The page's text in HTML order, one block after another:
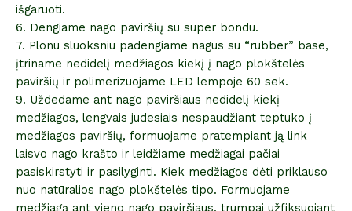
išgaruoti.
6. Dengiame nago paviršių su super bondu.
7. Plonu sluoksniu padengiame nagus su “rubber” base,
įtriname nedidelį medžiagos kiekį į nago plokštelės
paviršių ir polimerizuojame LED lempoje 60 sek.
9. Uždedame ant nago paviršiaus nedidelį kiekį
medžiagos, lengvais judesiais nespaudžiant teptuko į
medžiagos paviršių, formuojame pratempiant ją link
laisvo nago krašto ir leidžiame medžiagai pačiai
pasiskirstyti ir pasilyginti. Kiek medžiagos dėti priklauso
nuo natūralios nago plokštelės tipo. Formuojame
medžiagą ant vieno nago paviršiaus, trumpai užfiksuojant